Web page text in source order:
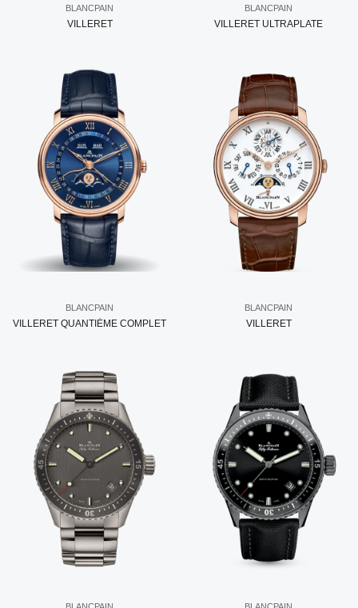
BLANCPAIN
VILLERET
BLANCPAIN
VILLERET ULTRAPLATE
BLANCPAIN
VILLERET QUANTIÈME COMPLET
BLANCPAIN
VILLERET